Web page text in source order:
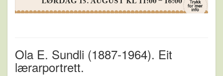
Ola E. Sundli (1887-1964). Eit
lærarportrett.